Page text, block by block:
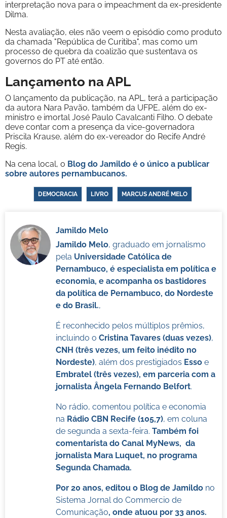
interpretação nova para o impeachment da ex-presidente
Dilma.
Nesta avaliação, eles não veem o episódio como produto
da chamada "República de Curitiba", mas como um
processo de quebra da coalizão que sustentava os
governos do PT até então.
Lançamento na APL
O lançamento da publicação, na APL, terá a participação
da autora Nara Pavão, também da UFPE, além do ex-
ministro e imortal José Paulo Cavalcanti Filho. O debate
deve contar com a presença da vice-governadora
Priscila Krause, além do ex-vereador do Recife André
Regis.
Na cena local, o Blog do Jamildo é o único a publicar
sobre autores pernambucanos.
DEMOCRACIA LIVRO MARCUS ANDRÉ MELO
Jamildo Melo
Jamildo Melo, graduado em jornalismo
pela Universidade Católica de
Pernambuco, é especialista em política e
economia, e acompanha os bastidores
da política de Pernambuco, do Nordeste
e do Brasil.,
É reconhecido pelos múltiplos prêmios,
incluindo o Cristina Tavares (duas vezes),
CNH (três vezes, um feito inédito no
Nordeste), além dos prestigiados Essoe
Embratel (três vezes), em parceria com a
jornalista Ângela Fernando Belfort.
No rádio, comentou política e economia
na Rádio CBN Recife (105,7), em coluna
de segunda a sexta-feira. Também foi
comentarista do Canal MyNews, da
jornalista Mara Luquet, no programa
Segunda Chamada.
Por 20 anos, editou o Blog de Jamildo no
Sistema Jornal do Commercio de
Comunicação, onde atuou por 33 anos.